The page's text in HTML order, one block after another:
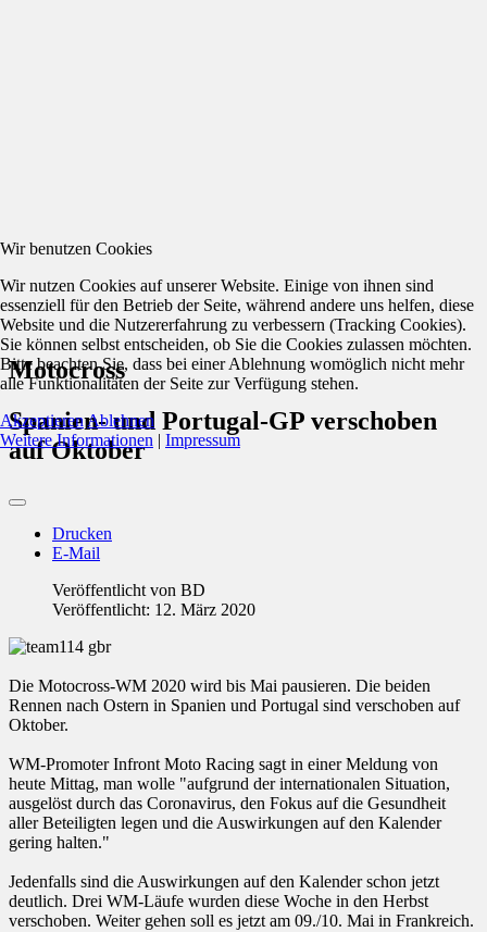
Motocross
Spanien- und Portugal-GP verschoben
auf Oktober
Drucken
E-Mail
Veröffentlicht von BD
Veröffentlicht: 12. März 2020
Die Motocross-WM 2020 wird bis Mai pausieren. Die beiden
Rennen nach Ostern in Spanien und Portugal sind verschoben auf
Oktober.
WM-Promoter Infront Moto Racing sagt in einer Meldung von
heute Mittag, man wolle "aufgrund der internationalen Situation,
ausgelöst durch das Coronavirus, den Fokus auf die Gesundheit
aller Beteiligten legen und die Auswirkungen auf den Kalender
gering halten."
Jedenfalls sind die Auswirkungen auf den Kalender schon jetzt
deutlich. Drei WM-Läufe wurden diese Woche in den Herbst
verschoben. Weiter gehen soll es jetzt am 09./10. Mai in Frankreich.
Wir benutzen Cookies
Wir nutzen Cookies auf unserer Website. Einige von ihnen sind
essenziell für den Betrieb der Seite, während andere uns helfen, diese
Website und die Nutzererfahrung zu verbessern (Tracking Cookies).
Sie können selbst entscheiden, ob Sie die Cookies zulassen möchten.
Bitte beachten Sie, dass bei einer Ablehnung womöglich nicht mehr
alle Funktionalitäten der Seite zur Verfügung stehen.
Akzeptieren Ablehnen
Weitere Informationen | Impressum